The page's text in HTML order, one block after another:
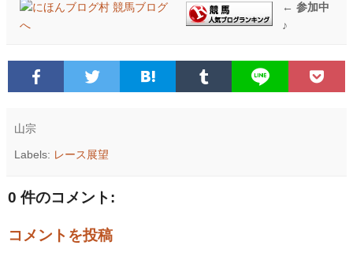
← 参加中
♪
山宗
Labels: レース展望
0 件のコメント:
コメントを投稿